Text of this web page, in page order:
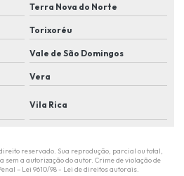
Terra Nova do Norte
Torixoréu
Vale de São Domingos
Vera
Vila Rica
reservado. Sua reprodução, parcial ou total,
sem a autorização do autor. Crime de violação de
– Lei 9610/98 - Lei de direitos autorais